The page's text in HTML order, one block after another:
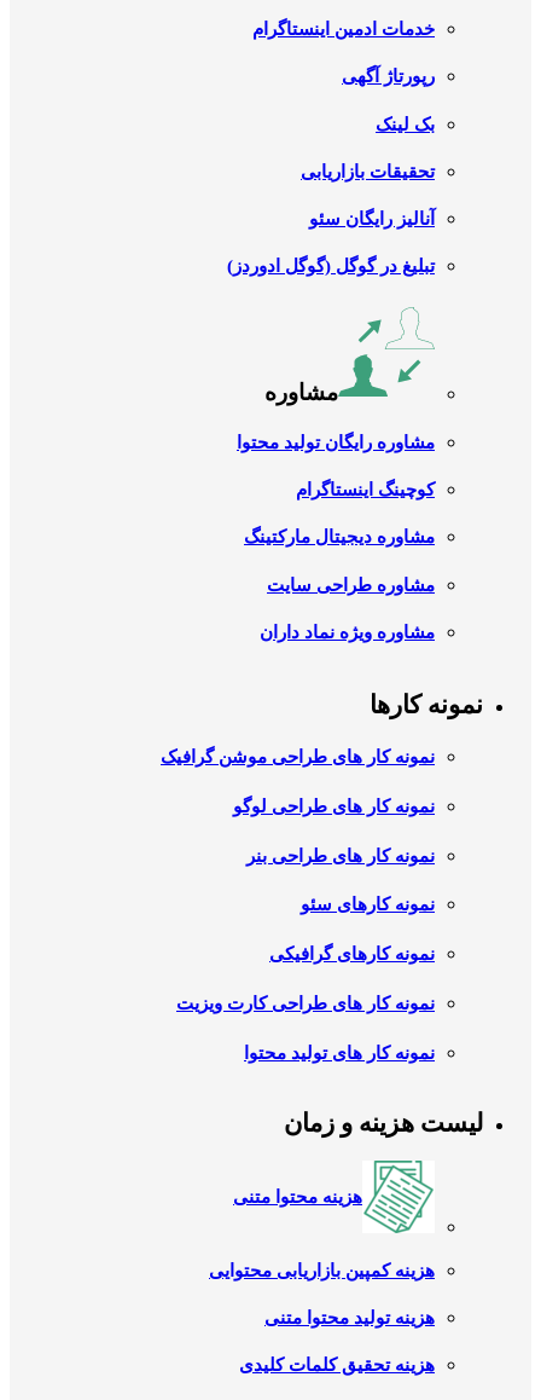
خدمات ادمین اینستاگرام
رپورتاژ آگهی
بک لینک
تحقیقات بازاریابی
آنالیز رایگان سئو
تبلیغ در گوگل (گوگل ادوردز)
مشاوره
مشاوره رایگان تولید محتوا
کوچینگ اینستاگرام
مشاوره دیجیتال مارکتینگ
مشاوره طراحی سایت
مشاوره ویژه نماد داران
نمونه کارها
نمونه کار های طراحی موشن گرافیک
نمونه کار های طراحی لوگو
نمونه کار های طراحی بنر
نمونه کارهای سئو
نمونه کارهای گرافیکی
نمونه کار های طراحی کارت ویزیت
نمونه کار های تولید محتوا
لیست هزینه و زمان
هزینه محتوا متنی
هزینه کمپین بازاریابی محتوایی
هزینه تولید محتوا متنی
هزینه تحقیق کلمات کلیدی